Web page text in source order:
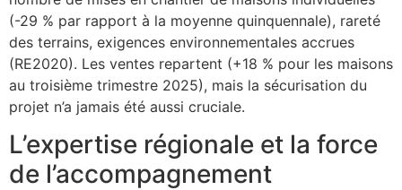
(-29 % par rapport à la moyenne quinquennale), rareté
des terrains, exigences environnementales accrues
(RE2020). Les ventes repartent (+18 % pour les maisons
au troisième trimestre 2025), mais la sécurisation du
projet n’a jamais été aussi cruciale.
L’expertise régionale et la force
de l’accompagnement